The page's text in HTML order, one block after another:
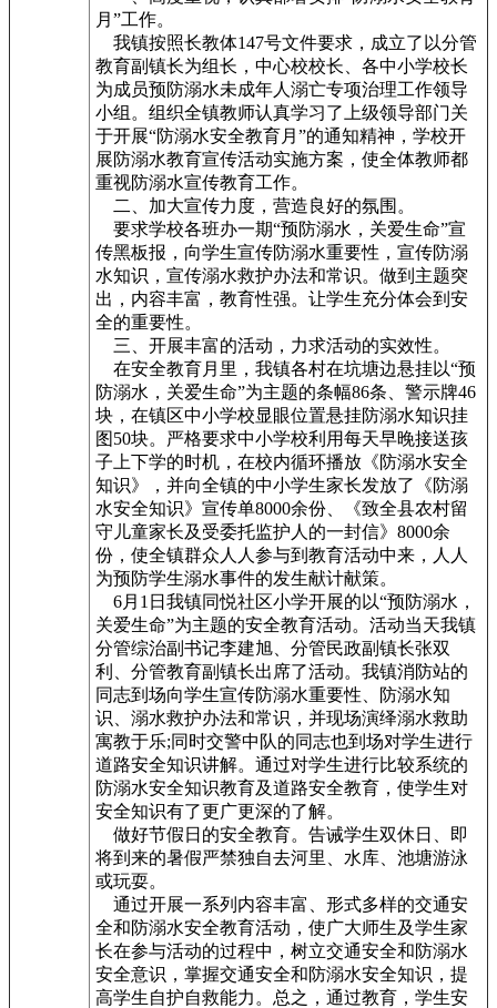
月”工作。
我镇按照长教体147号文件要求，成立了以分管
教育副镇长为组长，中心校校长、各中小学校长
为成员预防溺水未成年人溺亡专项治理工作领导
小组。组织全镇教师认真学习了上级领导部门关
于开展“防溺水安全教育月”的通知精神，学校开
展防溺水教育宣传活动实施方案，使全体教师都
重视防溺水宣传教育工作。
二、加大宣传力度，营造良好的氛围。
要求学校各班办一期“预防溺水，关爱生命”宣
传黑板报，向学生宣传防溺水重要性，宣传防溺
水知识，宣传溺水救护办法和常识。做到主题突
出，内容丰富，教育性强。让学生充分体会到安
全的重要性。
三、开展丰富的活动，力求活动的实效性。
在安全教育月里，我镇各村在坑塘边悬挂以“预
防溺水，关爱生命”为主题的条幅86条、警示牌46
块，在镇区中小学校显眼位置悬挂防溺水知识挂
图50块。严格要求中小学校利用每天早晚接送孩
子上下学的时机，在校内循环播放《防溺水安全
知识》，并向全镇的中小学生家长发放了《防溺
水安全知识》宣传单8000余份、《致全县农村留
守儿童家长及受委托监护人的一封信》8000余
份，使全镇群众人人参与到教育活动中来，人人
为预防学生溺水事件的发生献计献策。
6月1日我镇同悦社区小学开展的以“预防溺水，
关爱生命”为主题的安全教育活动。活动当天我镇
分管综治副书记李建旭、分管民政副镇长张双
利、分管教育副镇长出席了活动。我镇消防站的
同志到场向学生宣传防溺水重要性、防溺水知
识、溺水救护办法和常识，并现场演绎溺水救助
寓教于乐;同时交警中队的同志也到场对学生进行
道路安全知识讲解。通过对学生进行比较系统的
防溺水安全知识教育及道路安全教育，使学生对
安全知识有了更广更深的了解。
做好节假日的安全教育。告诫学生双休日、即
将到来的暑假严禁独自去河里、水库、池塘游泳
或玩耍。
通过开展一系列内容丰富、形式多样的交通安
全和防溺水安全教育活动，使广大师生及学生家
长在参与活动的过程中，树立交通安全和防溺水
安全意识，掌握交通安全和防溺水安全知识，提
高学生自护自救能力。总之，通过教育，学生安